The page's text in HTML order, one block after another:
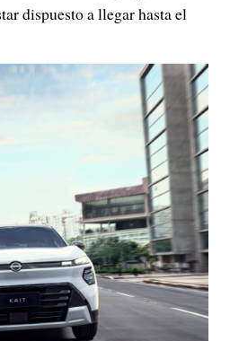
dispuesto a llegar hasta el